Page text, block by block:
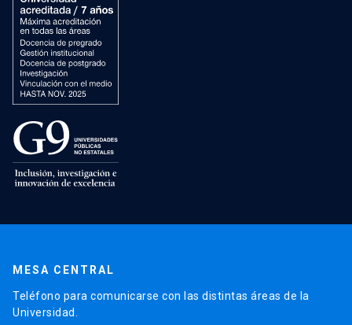
MESA CENTRAL
Teléfono para comunicarse con las distintas áreas de la
Universidad.